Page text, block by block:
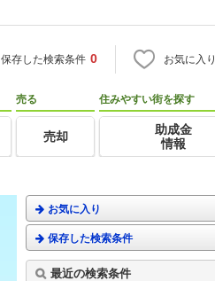
保存した検索条件 0 お気に入り
売る
売却
住みやすい街を探す
助成金
情報
お気に入り
保存した検索条件
最近の検索条件